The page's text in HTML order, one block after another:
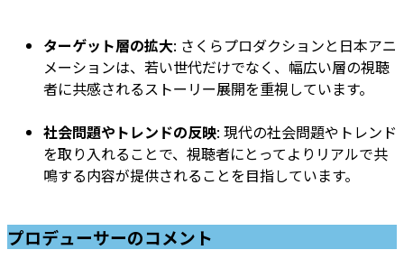
ターゲット層の拡大: さくらプロダクションと日本アニ
メーションは、若い世代だけでなく、幅広い層の視聴
者に共感されるストーリー展開を重視しています。
社会問題やトレンドの反映: 現代の社会問題やトレンド
を取り入れることで、視聴者にとってよりリアルで共
鳴する内容が提供されることを目指しています。
プロデューサーのコメント